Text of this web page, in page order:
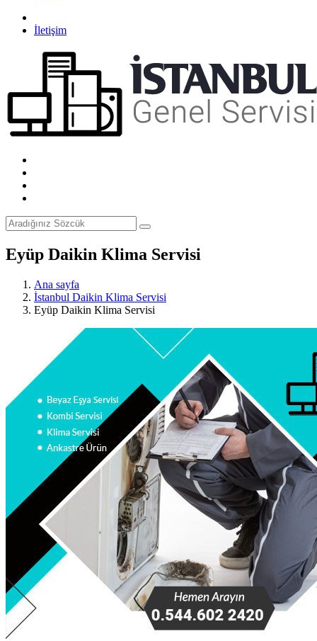
İletişim
Eyüp Daikin Klima Servisi
Ana sayfa
İstanbul Daikin Klima Servisi
Eyüp Daikin Klima Servisi